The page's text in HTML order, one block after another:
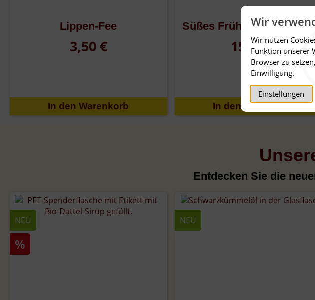
Wir
Wir nutzen
Funktion unserer
Browser zu
Einwilligung.
Einstellungen
Lippen-Fee
3,50 €
Süßes
15,95 €
Entdecken Sie die
NEU
%
NEU